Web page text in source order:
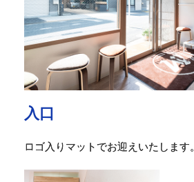
入口
ロゴ入りマットでお迎えいたします。